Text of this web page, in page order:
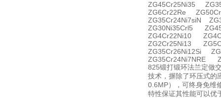
ZG45Cr25Ni35
ZG6Cr22Re
ZG35Cr24Ni7siN
ZG30Ni35Crl5
ZG4Cr22Ni10
ZG2Cr25Ni13
ZG35Cr26Ni12Si
ZG35Cr24Ni7NRE
825锻打锻环法兰定做
技术，摒除了环压式的
0.6MP），可终身免
特性保证其性能可以优